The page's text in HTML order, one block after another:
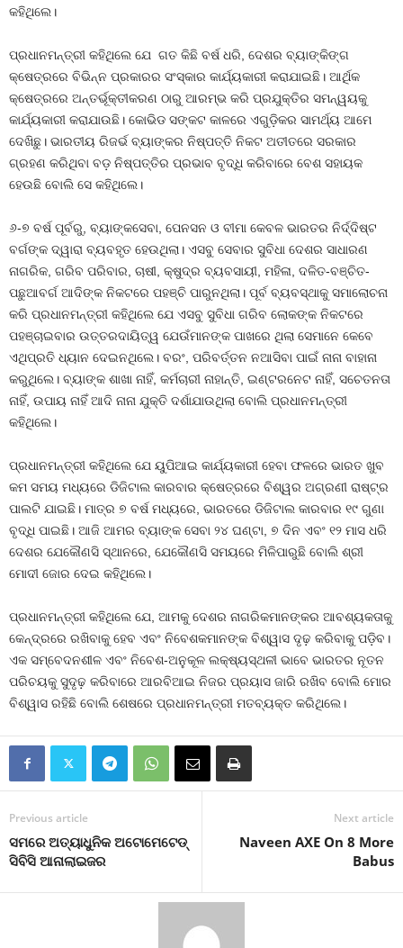
କହିଥିଲେ।
ପ୍ରଧାନମନ୍ତ୍ରୀ କହିଥିଲେ ଯେ ଗତ କିଛି ବର୍ଷ ଧରି, ଦେଶର ବ୍ୟାଙ୍କିଙ୍ଗ
କ୍ଷେତ୍ରରେ ବିଭିନ୍ନ ପ୍ରକାରର ସଂସ୍କାର କାର୍ଯ୍ୟକାରୀ କରାଯାଇଛି। ଆର୍ଥିକ
କ୍ଷେତ୍ରରେ ଅନ୍ତର୍ଭୂକ୍ତୀକରଣ ଠାରୁ ଆରମ୍ଭ କରି ପ୍ରଯୁକ୍ତିର ସମନ୍ୱୟକୁ
କାର୍ଯ୍ୟକାରୀ କରାଯାଉଛି। କୋଭିଡ ସଙ୍କଟ କାଳରେ ଏଗୁଡ଼ିକର ସାମର୍ଥ୍ୟ ଆମେ
ଦେଖିଛୁ। ଭାରତୀୟ ରିଜର୍ଭ ବ୍ୟାଙ୍କର ନିଷ୍ପତ୍ତି ନିକଟ ଅତୀତରେ ସରକାର
ଗ୍ରହଣ କରିଥିବା ବଡ଼ ନିଷ୍ପତ୍ତିର ପ୍ରଭାବ ବୃଦ୍ଧି କରିବାରେ ବେଶ ସହାୟକ
ହେଉଛି ବୋଲି ସେ କହିଥିଲେ।
୬-୭ ବର୍ଷ ପୂର୍ବରୁ, ବ୍ୟାଙ୍କସେବା, ପେନସନ ଓ ବୀମା କେବଳ ଭାରତର ନିର୍ଦ୍ଦିଷ୍ଟ
ବର୍ଗଙ୍କ ଦ୍ୱାରା ବ୍ୟବହୃତ ହେଉଥିଲା। ଏସବୁ ସେବାର ସୁବିଧା ଦେଶର ସାଧାରଣ
ନାଗରିକ, ଗରିବ ପରିବାର, ଚାଷୀ, କ୍ଷୁଦ୍ର ବ୍ୟବସାୟୀ, ମହିଳା, ଦଳିତ-ବଞ୍ଚିତ-
ପଛୁଆବର୍ଗ ଆଦିଙ୍କ ନିକଟରେ ପହଞ୍ଚି ପାରୁନଥିଲା। ପୂର୍ବ ବ୍ୟବସ୍ଥାକୁ ସମାଲୋଚନା
କରି ପ୍ରଧାନମନ୍ତ୍ରୀ କହିଥିଲେ ଯେ ଏସବୁ ସୁବିଧା ଗରିବ ଲୋକଙ୍କ ନିକଟରେ
ପହଞ୍ଚାଇବାର ଉତ୍ତରଦାୟିତ୍ୱ ଯେଉଁମାନଙ୍କ ପାଖରେ ଥିଲା ସେମାନେ କେବେ
ଏଥିପ୍ରତି ଧ୍ୟାନ ଦେଇନଥିଲେ। ବରଂ, ପରିବର୍ତ୍ତନ ନଆସିବା ପାଇଁ ନାନା ବାହାନା
କରୁଥିଲେ। ବ୍ୟାଙ୍କ ଶାଖା ନାହିଁ, କର୍ମଚାରୀ ନାହାନ୍ତି, ଇଣ୍ଟରନେଟ ନାହିଁ, ସଚେତନତା
ନାହିଁ, ଉପାୟ ନାହିଁ ଆଦି ନାନା ଯୁକ୍ତି ଦର୍ଶାଯାଉଥିଲା ବୋଲି ପ୍ରଧାନମନ୍ତ୍ରୀ
କହିଥିଲେ।
ପ୍ରଧାନମନ୍ତ୍ରୀ କହିଥିଲେ ଯେ ୟୁପିଆଇ କାର୍ଯ୍ୟକାରୀ ହେବା ଫଳରେ ଭାରତ ଖୁବ
କମ ସମୟ ମଧ୍ୟରେ ଡିଜିଟାଲ କାରବାର କ୍ଷେତ୍ରରେ ବିଶ୍ୱର ଅଗ୍ରଣୀ ରାଷ୍ଟ୍ର
ପାଲଟି ଯାଇଛି। ମାତ୍ର ୭ ବର୍ଷ ମଧ୍ୟରେ, ଭାରତରେ ଡିଜିଟାଲ କାରବାର ୧୯ ଗୁଣା
ବୃଦ୍ଧି ପାଇଛି। ଆଜି ଆମର ବ୍ୟାଙ୍କ ସେବା ୨୪ ଘଣ୍ଟା, ୭ ଦିନ ଏବଂ ୧୨ ମାସ ଧରି
ଦେଶର ଯେକୌଣସି ସ୍ଥାନରେ, ଯେକୌଣସି ସମୟରେ ମିଳିପାରୁଛି ବୋଲି ଶ୍ରୀ
ମୋଦୀ ଜୋର ଦେଇ କହିଥିଲେ।
ପ୍ରଧାନମନ୍ତ୍ରୀ କହିଥିଲେ ଯେ, ଆମକୁ ଦେଶର ନାଗରିକମାନଙ୍କର ଆବଶ୍ୟକତାକୁ
କେନ୍ଦ୍ରରେ ରଖିବାକୁ ହେବ ଏବଂ ନିବେଶକମାନଙ୍କ ବିଶ୍ୱାସ ଦୃଢ଼ କରିବାକୁ ପଡ଼ିବ।
ଏକ ସମ୍ବେଦନଶୀଳ ଏବଂ ନିବେଶ-ଅନୁକୂଳ ଲକ୍ଷ୍ୟସ୍ଥଳୀ ଭାବେ ଭାରତର ନୂତନ
ପରିଚୟକୁ ସୁଦୃଢ଼ କରିବାରେ ଆରବିଆଇ ନିଜର ପ୍ରୟାସ ଜାରି ରଖିବ ବୋଲି ମୋର
ବିଶ୍ୱାସ ରହିଛି ବୋଲି ଶେଷରେ ପ୍ରଧାନମନ୍ତ୍ରୀ ମତବ୍ୟକ୍ତ କରିଥିଲେ।
Previous article
ସମରେ ଅତ୍ୟାଧୁନିକ ଅଟୋମେଟେଡ୍
ସିବିସି ଆନାଲାଇଜର
Next article
Naveen AXE On 8 More
Babus